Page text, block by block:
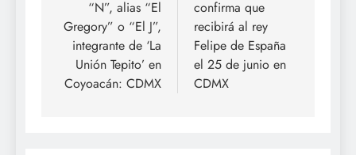
entradas
“N”, alias “El
Gregory” o “El J”,
integrante de ‘La
Unión Tepito’ en
Coyoacán: CDMX
confirma que
recibirá al rey
Felipe de España
el 25 de junio en
CDMX